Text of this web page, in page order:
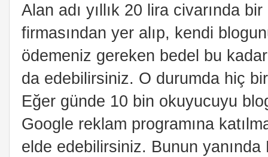
Alan adı yıllık 20 lira civarında
firmasından yer alıp, kendi
ödemeniz gereken bedel bu
da edebilirsiniz. O durumda hiç
Eğer günde 10 bin okuyucuyu
Google reklam programına
elde edebilirsiniz. Bunun